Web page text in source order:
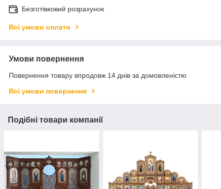
Безготівковий розрахунок
Всі умови оплати
Умови повернення
Повернення товару впродовж 14 днів за домовленістю
Всі умови повернення
Подібні товари компанії